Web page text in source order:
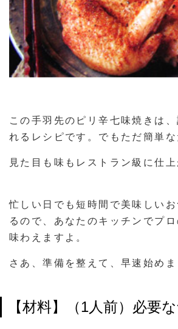
この手羽先のピリ辛七味焼きは
れるレシピです。でもただ簡単な
見た目も味もレストラン級に仕上
忙しい日でも短時間で美味しい
るので、あなたのキッチンでプ
味わえますよ。
さあ、準備を整えて、早速始めま
【材料】（1人前）必要